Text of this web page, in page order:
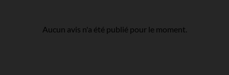
Aucun avis n'a été publié pour le moment.